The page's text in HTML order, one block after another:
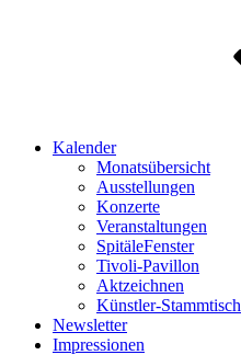
Kalender
Monatsübersicht
Ausstellungen
Konzerte
Veranstaltungen
SpitäleFenster
Tivoli-Pavillon
Aktzeichnen
Künstler-Stammtisch
Newsletter
Impressionen